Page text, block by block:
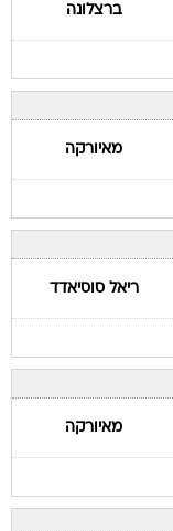
ברצלונה
מאיורקה
ריאל סוסיאדד
מאיורקה